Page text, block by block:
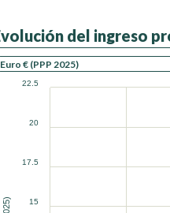
Evolución del ingreso
15
17.5
20
22.5